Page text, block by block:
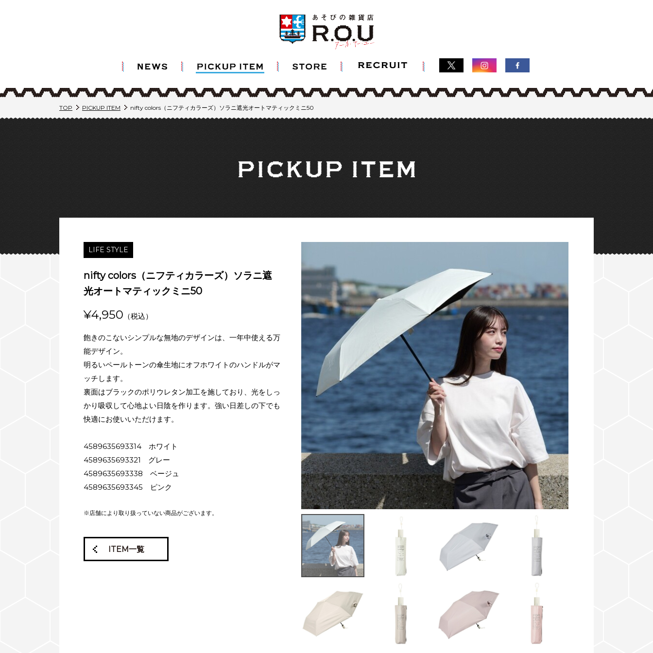
TOP PICKUP ITEM nifty colors（ニフティカラーズ）ソラニ遮光オートマティックミニ50
LIFE STYLE
nifty colors（ニフティカラーズ）ソラニ遮
光オートマティックミニ50
¥4,950 （税込）
飽きのこないシンプルな無地のデザインは、一年中使える万
能デザイン。
明るいペールトーンの傘生地にオフホワイトのハンドルがマ
ッチします。
裏面はブラックのポリウレタン加工を施しており、光をしっ
かり吸収して心地よい日陰を作ります。強い日差しの下でも
快適にお使いいただけます。
4589635693314 ホワイト
4589635693321 グレー
4589635693338 ベージュ
4589635693345 ピンク
※店舗により取り扱っていない商品がございます。
ITEM一覧